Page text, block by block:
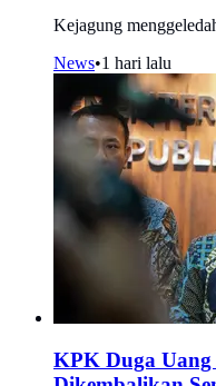
Kejagung
News•1 hari lalu
KPK Duga